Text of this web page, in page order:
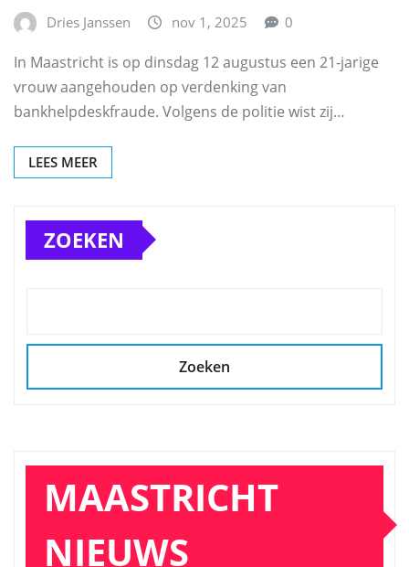
Dries Janssen nov 1, 2025 0
In Maastricht is op dinsdag 12 augustus een 21-jarige
vrouw aangehouden op verdenking van
bankhelpdeskfraude. Volgens de politie wist zij…
LEES MEER
ZOEKEN
Zoeken
MAASTRICHT
NIEUWS